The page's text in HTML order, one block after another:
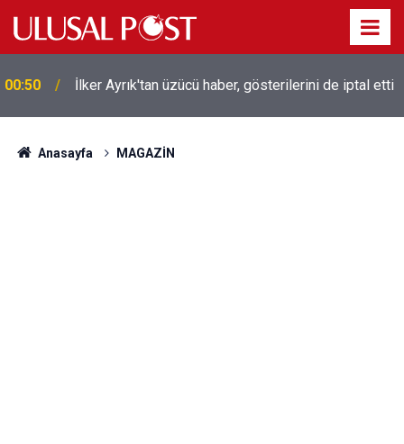
00:39
Liverpool efsanesi Mısırlı yıldız Mohamed Salah
Trabzonspor ile anlaştı! Yarın geliyor
Anasayfa MAGAZİN